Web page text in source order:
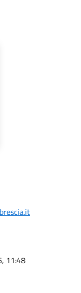
11:48